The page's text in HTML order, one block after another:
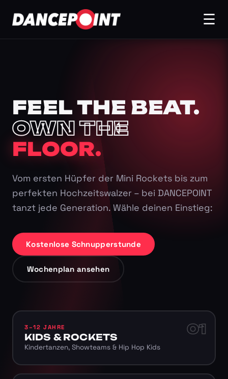
☰
FEEL THE BEAT.
OWN THE
FLOOR.
Vom ersten Hüpfer der Mini Rockets bis zum
perfekten Hochzeitswalzer – bei DANCEPOINT
tanzt jede Generation. Wähle deinen Einstieg:
Kostenlose Schnupperstunde
Wochenplan ansehen
01
3–12 JAHRE
KIDS & ROCKETS
Kindertanzen, Showteams & Hip Hop Kids